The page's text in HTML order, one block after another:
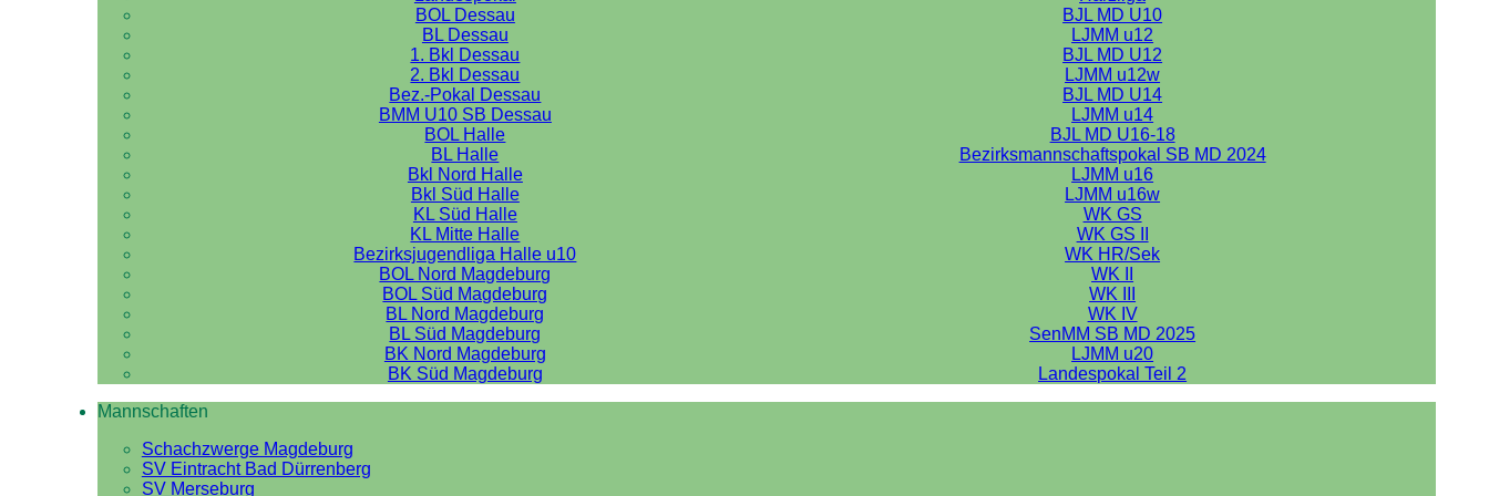
BOL Dessau
BJL MD U10
BL Dessau
LJMM u12
1. Bkl Dessau
BJL MD U12
2. Bkl Dessau
LJMM u12w
Bez.-Pokal Dessau
BJL MD U14
BMM U10 SB Dessau
LJMM u14
BOL Halle
BJL MD U16-18
BL Halle
Bezirksmannschaftspokal SB MD 2024
Bkl Nord Halle
LJMM u16
Bkl Süd Halle
LJMM u16w
KL Süd Halle
WK GS
KL Mitte Halle
WK GS II
Bezirksjugendliga Halle u10
WK HR/Sek
BOL Nord Magdeburg
WK II
BOL Süd Magdeburg
WK III
BL Nord Magdeburg
WK IV
BL Süd Magdeburg
SenMM SB MD 2025
BK Nord Magdeburg
LJMM u20
BK Süd Magdeburg
Landespokal Teil 2
Mannschaften
Schachzwerge Magdeburg
SV Eintracht Bad Dürrenberg
SV Merseburg